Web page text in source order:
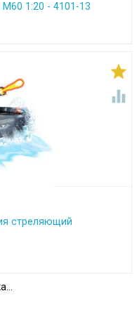
1:20 - 4101-13


стреляющий